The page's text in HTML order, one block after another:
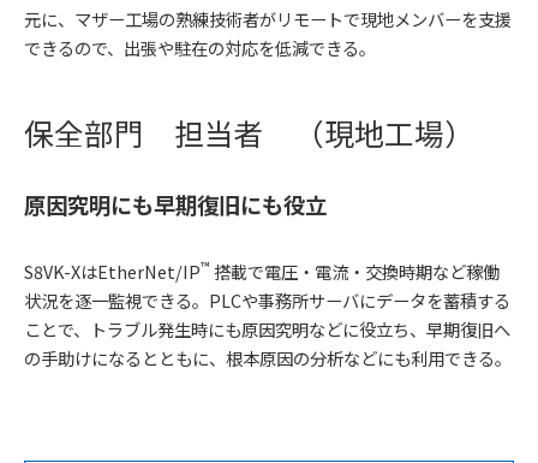
元に、マザー工場の熟練技術者がリモートで現地メンバーを支援
できるので、出張や駐在の対応を低減できる。
保全部門 担当者 （現地工場）
原因究明にも早期復旧にも役立
S8VK-XはEtherNet/IP™ 搭載で電圧・電流・交換時期など稼働
状況を逐一監視できる。PLCや事務所サーバにデータを蓄積する
ことで、トラブル発生時にも原因究明などに役立ち、早期復旧へ
の手助けになるとともに、根本原因の分析などにも利用できる。